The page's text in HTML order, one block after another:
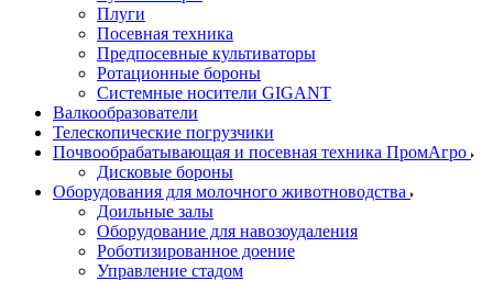
Плуги
Посевная техника
Предпосевные культиваторы
Ротационные бороны
Системные носители GIGANT
Валкообразователи
Телескопические погрузчики
Почвообрабатывающая и посевная техника ПромАгро
Дисковые бороны
Оборудования для молочного животноводства
Доильные залы
Оборудование для навозоудаления
Роботизированное доение
Управление стадом